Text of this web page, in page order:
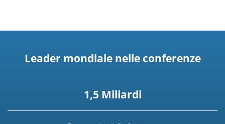
Leader mondiale nelle conferenze
1,5 Miliardi